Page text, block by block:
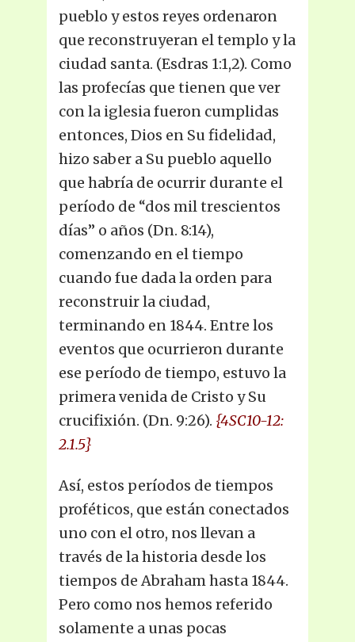
pueblo y estos reyes ordenaron
que reconstruyeran el templo y la
ciudad santa. (Esdras 1:1,2). Como
las profecías que tienen que ver
con la iglesia fueron cumplidas
entonces, Dios en Su fidelidad,
hizo saber a Su pueblo aquello
que habría de ocurrir durante el
período de “dos mil trescientos
días” o años (Dn. 8:14),
comenzando en el tiempo
cuando fue dada la orden para
reconstruir la ciudad,
terminando en 1844. Entre los
eventos que ocurrieron durante
ese período de tiempo, estuvo la
primera venida de Cristo y Su
crucifixión. (Dn. 9:26). {4SC10-12:
2.1.5}
Así, estos períodos de tiempos
proféticos, que están conectados
uno con el otro, nos llevan a
través de la historia desde los
tiempos de Abraham hasta 1844.
Pero como nos hemos referido
solamente a unas pocas